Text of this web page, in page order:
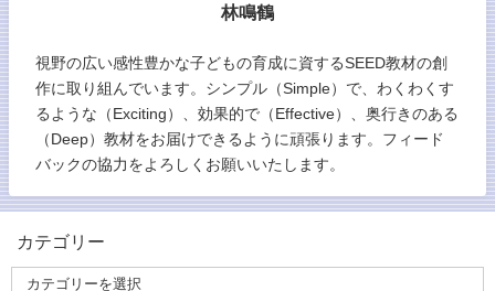
林鳴鶴
視野の広い感性豊かな子どもの育成に資するSEED教材の創
作に取り組んでいます。シンプル（Simple）で、わくわくす
るような（Exciting）、効果的で（Effective）、奥行きのある
（Deep）教材をお届けできるように頑張ります。フィード
バックの協力をよろしくお願いいたします。
カテゴリー